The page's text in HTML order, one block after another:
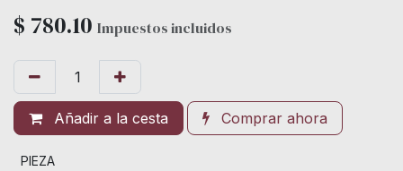
$ 780.10 Impuestos incluidos
Añadir a la cesta Comprar ahora
PIEZA